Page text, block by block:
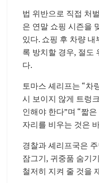
법 위반으로 직접 처
은 연말 쇼핑 시즌을
있다. 쇼핑 후 차량
록 방치할 경우, 절도
다.
토마스 셰리프는 “차
시 보이지 않게 트렁
인해야 한다”며 “짧
자리를 비우는 것은
경찰과 셰리프국은
잠그기, 귀중품 숨기
철저히 지켜 줄 것을